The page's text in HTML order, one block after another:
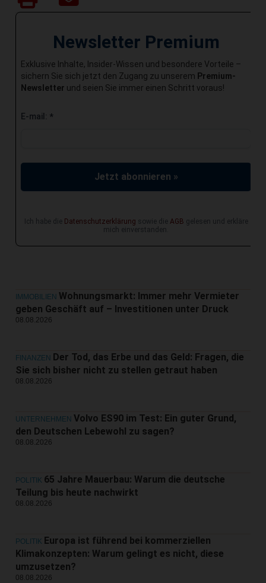
Newsletter Premium
Exklusive Inhalte, Insider-Wissen und besondere Vorteile –
sichern Sie sich jetzt den Zugang zu unserem Premium-
Newsletter und seien Sie immer einen Schritt voraus!
E-mail: *
Jetzt abonnieren »
Ich habe die Datenschutzerklärung sowie die AGB gelesen und erkläre
mich einverstanden.
IMMOBILIEN Wohnungsmarkt: Immer mehr Vermieter
geben Geschäft auf – Investitionen unter Druck
08.08.2026
FINANZEN
Der Tod, das Erbe und das Geld: Fragen, die
Sie sich bisher nicht zu stellen getraut haben
08.08.2026
UNTERNEHMEN Volvo ES90 im Test: Ein guter Grund,
den Deutschen Lebewohl zu sagen?
08.08.2026
POLITIK 65 Jahre Mauerbau: Warum die deutsche
Teilung bis heute nachwirkt
08.08.2026
POLITIK Europa ist führend bei kommerziellen
Klimakonzepten: Warum gelingt es nicht, diese
umzusetzen?
08.08.2026